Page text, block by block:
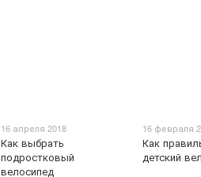
16 апреля 2018
Как выбрать
подростковый
велосипед
16 февраля
Как
детский